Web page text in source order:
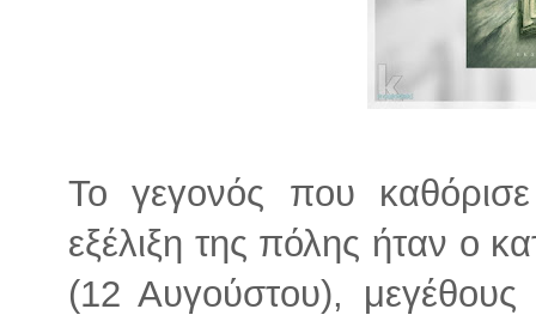
Το γεγονός που
εξέλιξη της πόλης ήταν ο
(12 Αυγούστου),